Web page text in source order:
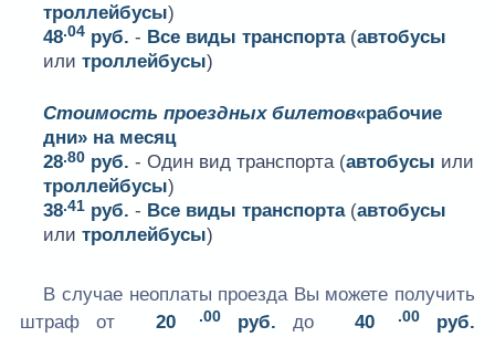
троллейбусы)
48.04 руб. - Все виды транспорта(автобусы
илитроллейбусы)
Стоимость проездных билетов«рабочие
дни» на месяц
28.80 руб. - Один вид транспорта (автобусы или
троллейбусы)
38.41 руб. - Все виды транспорта(автобусы
илитроллейбусы)
В случае неоплаты проезда Вы можете получить
штраф от
20 .00руб. до 40 .00руб.